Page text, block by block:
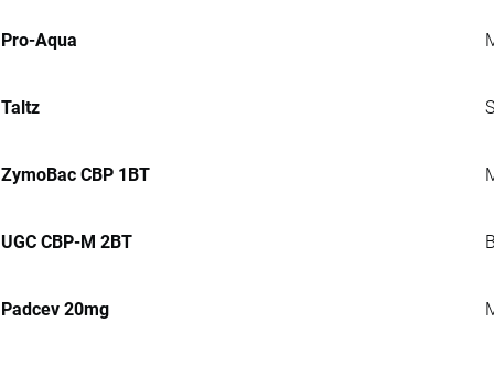
Pro-Aqua
Taltz
ZymoBac CBP 1BT
UGC CBP-M 2BT
Padcev 20mg